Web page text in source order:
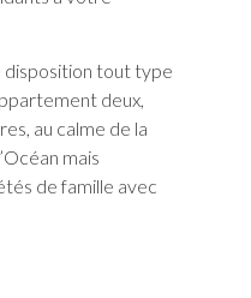
tout type
deux,
au calme de la
mais
de famille avec